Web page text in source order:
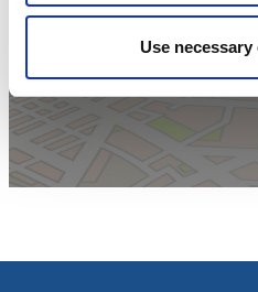
Use
Klicka